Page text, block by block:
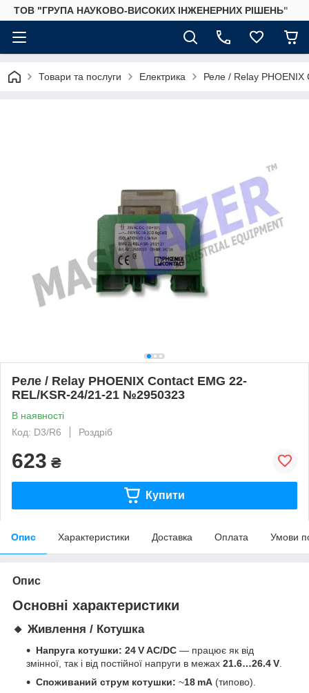
ТОВ "ГРУПА НАУКОВО-ВИСОКИХ ІНЖЕНЕРНИХ РІШЕНЬ"
Товари та послуги Електрика Реле / Relay
Реле / Relay PHOENIX Contact EMG 22-
REL/KSR-24/21-21 №2950323
В наявності
Код: D3/R6
Роздріб
623 ₴
Купити
Опис Характеристики Доставка Оплата Умови
Опис
Основні характеристики
🔸 Живлення / Котушка
Напруга котушки: 24 V AC/DC — працює як від
змінної, так і від постійної напруги в межах 21.6…26.4 V.
Споживаний струм котушки: ~18 mA (типово).